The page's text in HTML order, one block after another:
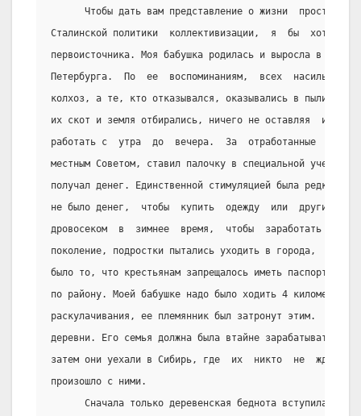
Чтобы дать вам представление о жизни  простого
Сталинской политики  коллективизации,  я  бы  хотел
первоисточника. Моя бабушка родилась и выросла в
Петербурга.  По  ее  воспоминаниям,  всех  насильно
колхоз, а те, кто отказывался, оказывались в пыли на
их скот и земля отбирались, ничего не оставляя  им.
работать с  утра  до  вечера.  За  отработанные  дни
местным Советом, ставил палочку в специальной
получал денег. Единственной стимуляцией была редкая
не было денег,  чтобы  купить  одежду  или  другие
дровосеком  в  зимнее  время,  чтобы  заработать
поколение, подростки пытались уходить в города,  но
было то, что крестьянам запрещалось иметь паспорта.
по району. Моей бабушке надо было ходить 4 километра
раскулачивания, ее племянник был затронут этим.  Он
деревни. Его семья должна была втайне зарабатывать
затем они уехали в Сибирь, где  их  никто  не  ждал.
произошло с ними.
Сначала только деревенская беднота вступила  в